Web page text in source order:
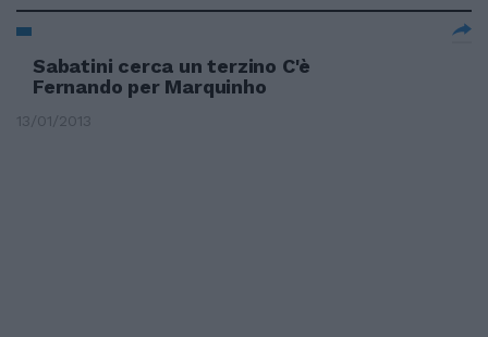
Sabatini cerca un terzino C'è
Fernando per Marquinho
13/01/2013